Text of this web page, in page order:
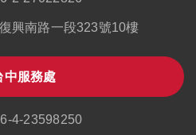
興南路一段323號10樓
中服務處
4-23598250